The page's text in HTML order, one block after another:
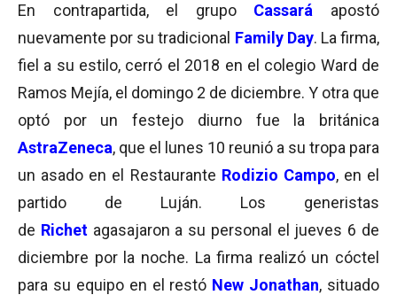
En contrapartida, el grupo Cassará
apostó
nuevamente por su tradicional Family Day. La firma,
fiel a su estilo, cerró el 2018 en el colegio Ward de
Ramos Mejía, el domingo 2 de diciembre. Y otra que
optó por un festejo diurno fue la británica
AstraZeneca, que el lunes 10 reunió a su tropa para
un asado en el Restaurante Rodizio Campo, en el
partido de Luján. Los generistas
de Richetagasajaron a su personal el jueves 6 de
diciembre por la noche. La firma realizó un cóctel
para su equipo en el restó New Jonathan, situado